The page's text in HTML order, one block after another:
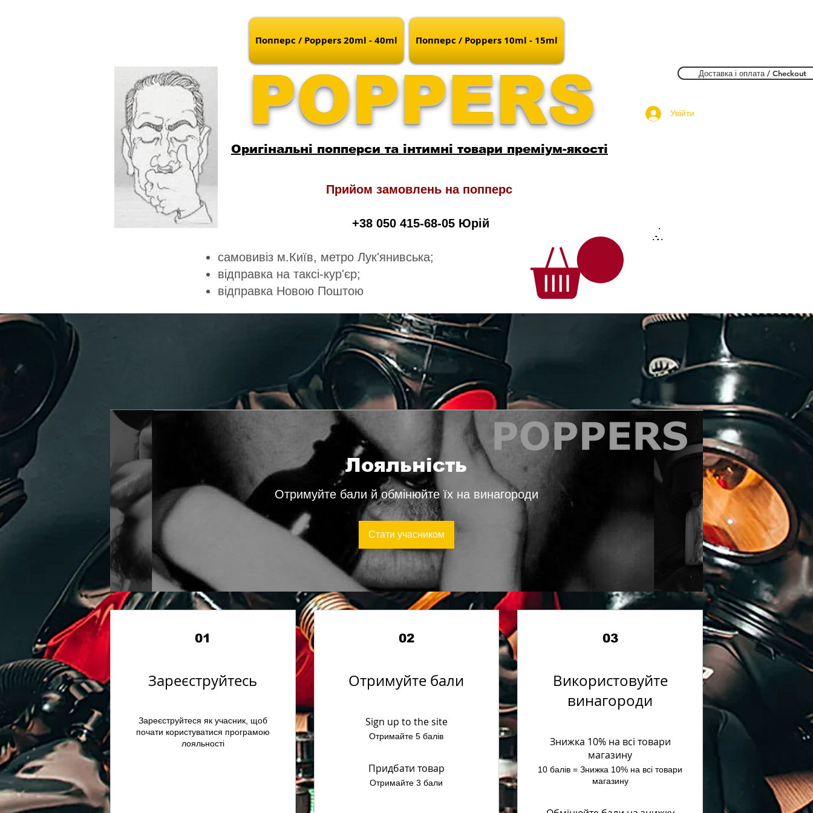
Попперс / Poppers 20ml - 40ml Попперс / Poppers 10ml - 15ml
Доставка і оплата / Checkout
POPPERS Увійти
Оригінальні попперси та інтимні товари преміум-якості
Прийом замовлень на попперс
+38 050 415-68-05 Юрій
самовивіз м.Київ, метро Лук'янивська;
відправка на таксі-кур'єр;
відправка Новою Поштою
.
.
....
.
Лояльність
Отримуйте бали й обмінюйте їх на винагороди
Стати учасником
01
Зареєструйтесь
Зареєструйтеся як учасник, щоб
почати користуватися програмою
лояльності
02
Отримуйте бали
Sign up to the site
Отримайте 5 балів
Придбати товар
Отримайте 3 бали
03
Використовуйте
винагороди
Знижка 10% на всі товари
магазину
10 балів = Знижка 10% на всі товари
магазину